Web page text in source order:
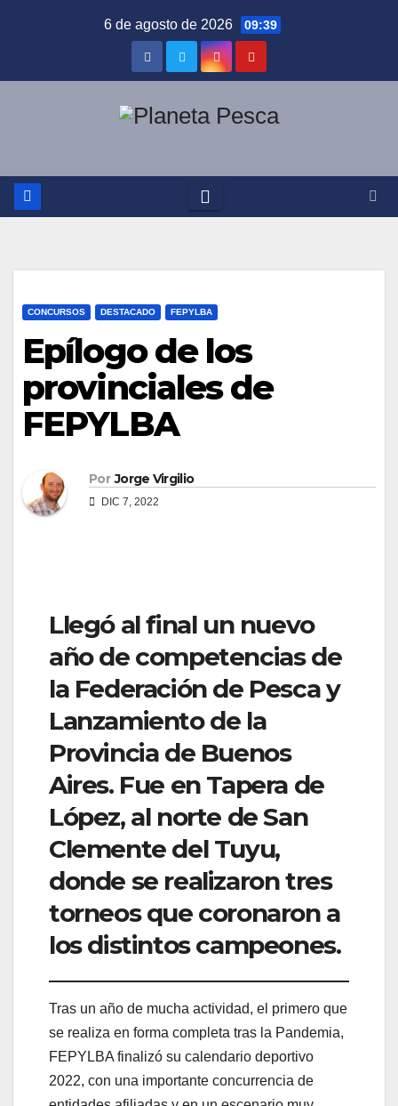
6 de agosto de 2026 09:39
CONCURSOS DESTACADO FEPYLBA
Epílogo de los
provinciales de
FEPYLBA
Por Jorge Virgilio
DIC 7, 2022
Llegó al final un nuevo
año de competencias de
la Federación de Pesca y
Lanzamiento de la
Provincia de Buenos
Aires. Fue en Tapera de
López, al norte de San
Clemente del Tuyu,
donde se realizaron tres
torneos que coronaron a
los distintos campeones.
Tras un año de mucha actividad, el primero que
se realiza en forma completa tras la Pandemia,
FEPYLBA finalizó su calendario deportivo
2022, con una importante concurrencia de